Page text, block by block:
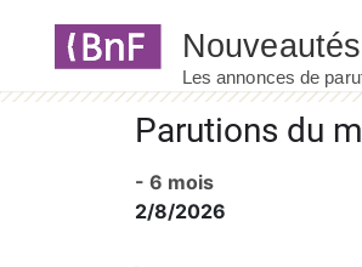
Parutions du
- 6 mois
2/8/2026